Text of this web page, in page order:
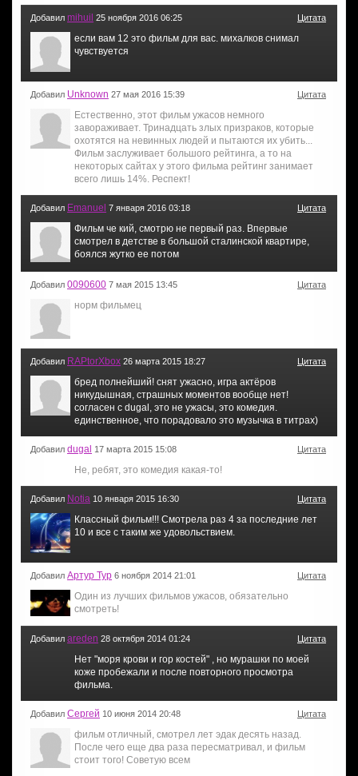
Добавил mihuil 25 ноября 2016 06:25 Цитата
если вам 12 это фильм для вас. михалков снимал
чувствуется
Добавил Unknown 27 мая 2016 15:39 Цитата
Естественно, этот фильм ужасов немного
завораживает. Тринадцать злых призраков, которые
охотятся на невинных людей и пытаются их убить...
Фильм заслуживает большого рейтинга, а то на
некоторых сайтах у этого фильма рейтинг занимает
всего лишь 14%. Респект!
Добавил Emanuel 7 января 2016 03:18 Цитата
Фильм че кий, смотрю не первый раз. Впервые
смотрел в детстве в большой сталинской квартире,
боялся жутко ее потом
Добавил 0090600 7 мая 2015 13:45 Цитата
норм фильмец
Добавил RAPtorXbox 26 марта 2015 18:27 Цитата
бред полнейший! снят ужасно, игра актёров
никудышная, страшных моментов вообще нет!
согласен с dugal, это не ужасы, это комедия.
единственное, что порадовало это музычка в титрах)
Добавил dugal 17 марта 2015 15:08 Цитата
Не, ребят, это комедия какая-то!
Добавил Notia 10 января 2015 16:30 Цитата
Классный фильм!!! Смотрела раз 4 за последние лет
10 и все с таким же удовольствием.
Добавил Артур Тур 6 ноября 2014 21:01 Цитата
Один из лучших фильмов ужасов, обязательно
смотреть!
Добавил areden 28 октября 2014 01:24 Цитата
Нет "моря крови и гор костей" , но мурашки по моей
коже пробежали и после повторного просмотра
фильма.
Добавил Сергей 10 июня 2014 20:48 Цитата
фильм отличный, смотрел лет эдак десять назад.
После чего еще два раза пересматривал, и фильм
стоит того! Советую всем